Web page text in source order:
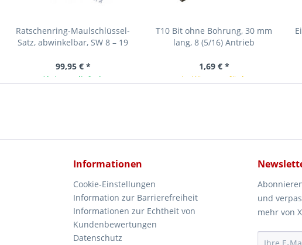
Ratschenring-Maulschlüssel-
Satz, abwinkelbar, SW 8 – 19
99,95 € *
Ab Lager lieferbar
T10 Bit ohne Bohrung, 30 mm
lang, 8 (5/16) Antrieb
1,69 € *
In Kürze verfügbar
Informationen
Cookie-Einstellungen
Information zur Barrierefreiheit
Informationen zur Echtheit von
Kundenbewertungen
Datenschutz
und
mehr von